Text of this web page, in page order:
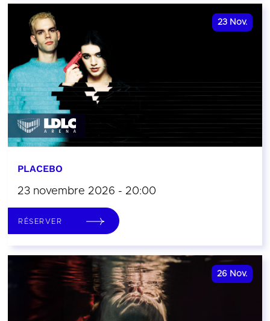
23 Nov.
PLACEBO
23 novembre 2026 - 20:00
RÉSERVER
26 Nov.